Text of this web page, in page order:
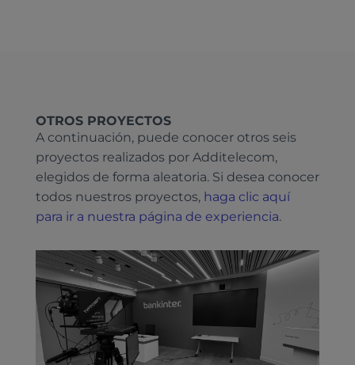
OTROS PROYECTOS
A continuación, puede conocer otros seis
proyectos realizados por Additelecom,
elegidos de forma aleatoria. Si desea conocer
todos nuestros proyectos, haga clic aquí
para ir a nuestra página de experiencia.